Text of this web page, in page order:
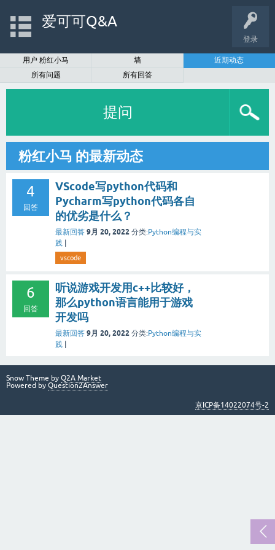
登录
爱可可Q&A
用户 粉红小马 墙
近期动态
所有问题
所有回答
提问
粉红小马 的最新动态
4
回答
VScode写python代码和
Pycharm写python代码各自
的优劣是什么？
最新回答 9月 20, 2022 分类:Python编程与实
践
vscode
6
回答
听说游戏开发用c++比较好，
那么python语言能用于游戏
开发吗
最新回答 9月 20, 2022 分类:Python编程与实
践
Snow Theme by Q2A Market
Powered by Question2Answer
京ICP备14022074号-2